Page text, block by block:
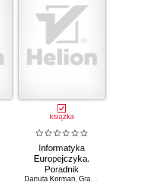
książka
Informatyka
Europejczyka.
Poradnik
metodyczny dla
Danuta Korman, Grażyna Szabłowicz-Zawadzka